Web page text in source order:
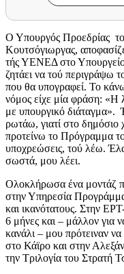
Ο Υπουργός Προεδρίας
Κουτσόγιωργας,
τής ΥΕΝΕΔ στο
ζητάει να τού περιγράψω
που θα υπογραφεί. Το
νόμος είχε μία φράση: «Η
με υπουργικό διάταγμα».
ρωτάω, γιατί στο δημόσιο
προτείνω το Πρόγραμμα
υποχρεώσεις, τού λέω.
σωστά, μου λέει.
Ολοκλήρωσα ένα μοντάζ
στην Υπηρεσία
και ικανότατους. Στην
6 μήνες και – μάλλον για
κανάλι – μου πρότειναν
στο Κάϊρο και στην
την Τριλογία του Στρατή